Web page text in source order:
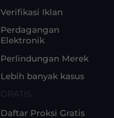
Verifikasi Iklan
Perdagangan
Elektronik
Perlindungan Merek
Lebih banyak kasus
GRATIS
Daftar Proksi Gratis